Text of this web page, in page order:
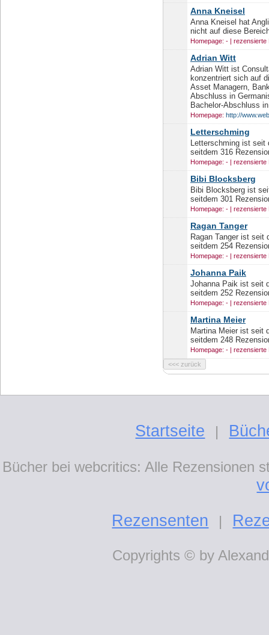
Anna Kneisel
Anna Kneisel hat
nicht auf diese
Homepage: - | rezensierte
Adrian Witt
Adrian Witt ist
konzentriert sich auf
Asset Managern,
Abschluss in
Bachelor-Abschluss
Homepage: http://
Letterschming
Letterschming ist seit
seitdem 316
Homepage: - | rezensierte
Bibi Blocksberg
Bibi Blocksberg ist
seitdem 301
Homepage: - | rezensierte
Ragan Tanger
Ragan Tanger ist seit
seitdem 254
Homepage: - | rezensierte
Johanna Paik
Johanna Paik ist seit
seitdem 252
Homepage: - | rezensierte
Martina Meier
Martina Meier ist seit
seitdem 248
Homepage: - | rezensierte
Startseite |
Bücher bei webcritics: Alle Rezensionen
Rezensenten
|
Copyrights © by